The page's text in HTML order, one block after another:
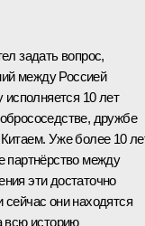
задать вопрос,
между Россией
10 лет
дружбе
Уже более 10
партнёрство между
эти достаточно
они находятся
всю историю